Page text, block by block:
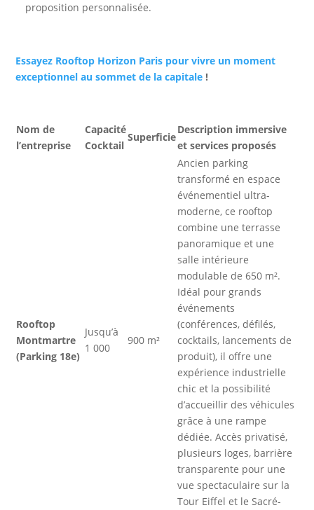
proposition personnalisée.
Essayez Rooftop Horizon Paris pour vivre un moment
exceptionnel au sommet de la capitale !
Nom de
l’entreprise
Capacité
Cocktail
Superficie
Description immersive
et services proposés
Rooftop
Montmartre
(Parking 18e)
Jusqu’à
1 000
900 m²
Ancien parking
transformé en espace
événementiel ultra-
moderne, ce rooftop
combine une terrasse
panoramique et une
salle intérieure
modulable de 650 m².
Idéal pour grands
événements
(conférences, défilés,
cocktails, lancements de
produit), il offre une
expérience industrielle
chic et la possibilité
d’accueillir des véhicules
grâce à une rampe
dédiée. Accès privatisé,
plusieurs loges, barrière
transparente pour une
vue spectaculaire sur la
Tour Eiffel et le Sacré-